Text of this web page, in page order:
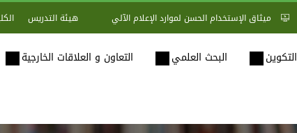
ميثاق الإستخدام الحسن لموارد الإعلام الآلي هيئة التدريس
التكوين البحث العلمي التعاون و العلاقات الخارجية